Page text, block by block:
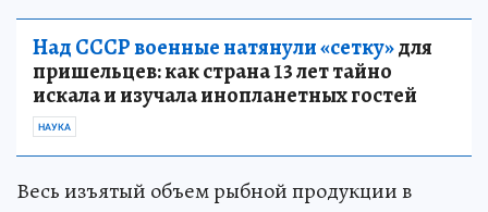
Над СССР военные натянули «сетку»для
пришельцев: как страна 13 лет тайно
искала и изучала инопланетных гостей
НАУКА
Весь изъятый объем рыбной продукции в